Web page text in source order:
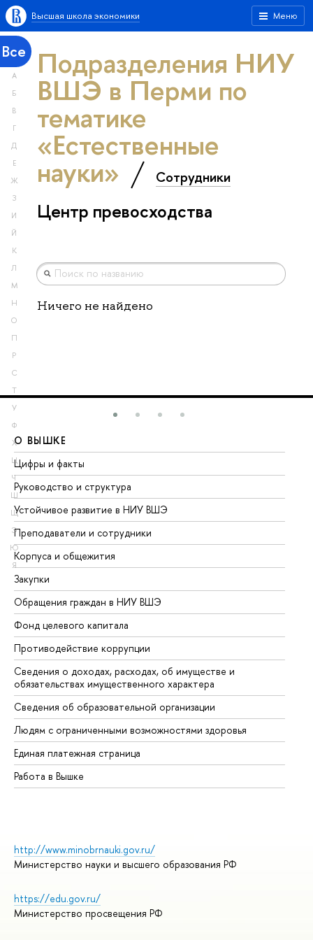
Меню
Высшая школа экономики
Все
А
Б
В
Г
Д
Е
Ж
З
И
Й
К
Л
М
Н
О
П
Р
С
Т
У
Ф
Х
Ц
Ч
Ш
Щ
Э
Ю
Я
Подразделения НИУ
ВШЭ в Перми по
тематике
«Естественные
науки» Сотрудники
Центр превосходства
Ничего не найдено
О ВЫШКЕ
Цифры и факты
Руководство и структура
Устойчивое развитие в НИУ ВШЭ
Преподаватели и сотрудники
Корпуса и общежития
Закупки
Обращения граждан в НИУ ВШЭ
Фонд целевого капитала
Противодействие коррупции
Сведения о доходах, расходах, об имуществе и
обязательствах имущественного характера
Сведения об образовательной организации
Людям с ограниченными возможностями здоровья
Единая платежная страница
Работа в Вышке
http://www.minobrnauki.gov.ru/
Министерство науки и высшего образования РФ
https://edu.gov.ru/
Министерство просвещения РФ